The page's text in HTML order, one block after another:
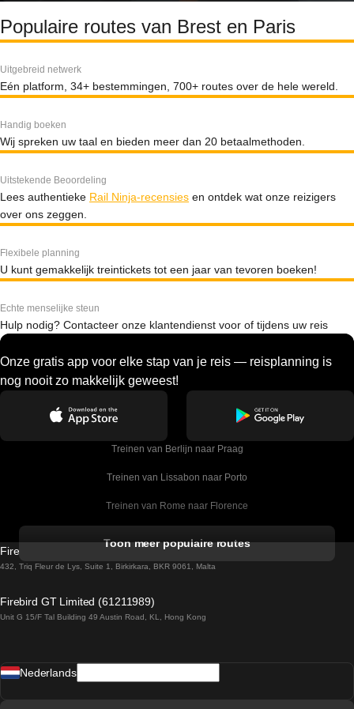
Populaire routes van Brest en Paris
Uitgebreid netwerk
Eén platform, 34+ bestemmingen, 700+ routes over de hele wereld.
Handig boeken
Wij spreken uw taal en bieden meer dan 20 betaalmethoden.
Uitstekende Beoordeling
Lees authentieke Rail Ninja-recensies en ontdek wat onze reizigers
over ons zeggen.
Flexibele planning
U kunt gemakkelijk treintickets tot een jaar van tevoren boeken!
Echte menselijke steun
Hulp nodig? Contacteer onze klantendienst voor of tijdens uw reis
Onze gratis app voor elke stap van je reis — reisplanning is
nog nooit zo makkelijk geweest!
Treinen van Berlijn naar Praag
Treinen van Lissabon naar Porto
Treinen van Rome naar Florence
Treinen van Sevilla naar Barcelona
Treinen van Praag naar Wenen
Toon meer populaire routes
Firebird GT Limited (OC 1451)
432, Triq Fleur de Lys, Suite 1, Birkirkara, BKR 9061, Malta
Firebird GT Limited (61211989)
Unit G 15/F Tal Building 49 Austin Road, KL, Hong Kong
Nederlands